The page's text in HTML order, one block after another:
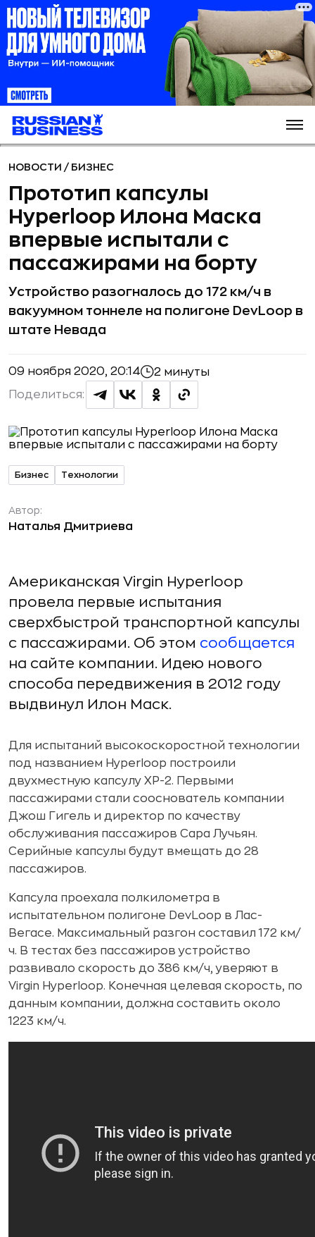
НОВОСТИ / БИЗНЕС
Прототип капсулы
Hyperloop Илона Маска
впервые испытали с
пассажирами на борту
Устройство разогналось до 172 км/ч в
вакуумном тоннеле на полигоне DevLoop в
штате Невада
09 ноября 2020, 20:14 2 минуты
Поделиться:
Бизнес Технологии
Автор:
Наталья Дмитриева
Американская Virgin Hyperloop
провела первые испытания
сверхбыстрой транспортной капсулы
с пассажирами. Об этом сообщается
на сайте компании. Идею нового
способа передвижения в 2012 году
выдвинул Илон Маск.
Для испытаний высокоскоростной технологии
под названием Hyperloop построили
двухместную капсулу XP-2. Первыми
пассажирами стали сооснователь компании
Джош Гигель и директор по качеству
обслуживания пассажиров Сара Лучьян.
Серийные капсулы будут вмещать до 28
пассажиров.
Капсула проехала полкилометра в
испытательном полигоне DevLoop в Лас-
Вегасе. Максимальный разгон составил 172 км/
ч. В тестах без пассажиров устройство
развивало скорость до 386 км/ч, уверяют в
Virgin Hyperloop. Конечная целевая скорость, по
данным компании, должна составить около
1223 км/ч.